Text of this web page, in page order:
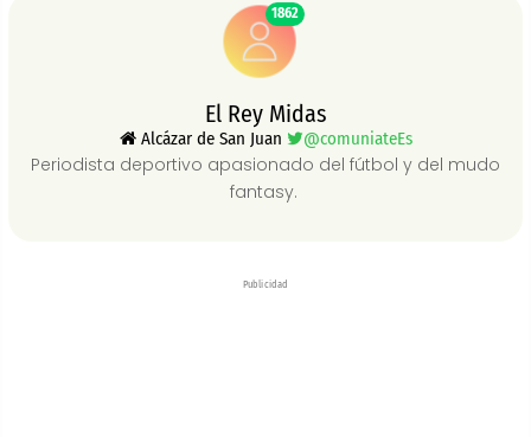
1862
El Rey Midas
Alcázar de San Juan @comuniateEs
Periodista deportivo apasionado del fútbol y del mudo
fantasy.
Publicidad